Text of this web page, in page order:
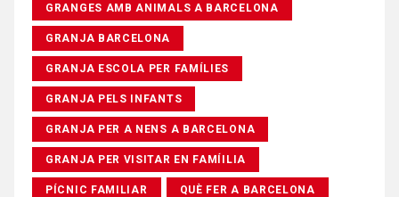
GRANGES AMB ANIMALS A BARCELONA
GRANJA BARCELONA
GRANJA ESCOLA PER FAMÍLIES
GRANJA PELS INFANTS
GRANJA PER A NENS A BARCELONA
GRANJA PER VISITAR EN FAMÍILIA
PÍCNIC FAMILIAR QUÈ FER A BARCELONA